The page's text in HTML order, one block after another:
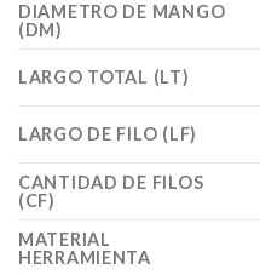
DIAMETRO DE MANGO
(DM)
LARGO TOTAL (LT)
LARGO DE FILO (LF)
CANTIDAD DE FILOS
(CF)
MATERIAL
HERRAMIENTA